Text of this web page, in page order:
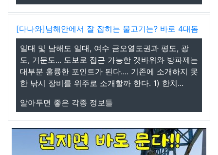
[다나와]남해안에서 잘 잡히는 물고기는? 바로 4대돔
일대 및 남해도 일대, 여수 금오열도권과 평도, 광
도, 거문도... 도보로 접근 가능한 갯바위와 방파제는
대부분 훌륭한 포인트가 된다.... 기존에 소개하지 못
한 낚시 장비를 위주로 소개할까 한다. 1) 한치...
알아두면 좋은 각종 정보들